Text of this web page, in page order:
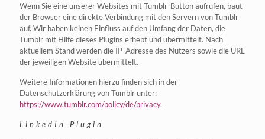
Wenn Sie eine unserer Websites mit Tumblr-Button aufrufen, baut
der Browser eine direkte Verbindung mit den Servern von Tumblr
auf. Wir haben keinen Einfluss auf den Umfang der Daten, die
Tumblr mit Hilfe dieses Plugins erhebt und übermittelt. Nach
aktuellem Stand werden die IP-Adresse des Nutzers sowie die URL
der jeweiligen Website übermittelt.
Weitere Informationen hierzu finden sich in der
Datenschutzerklärung von Tumblr unter:
https://www.tumblr.com/policy/de/privacy.
LinkedIn Plugin